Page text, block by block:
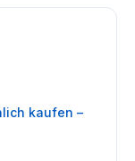
kaufen –